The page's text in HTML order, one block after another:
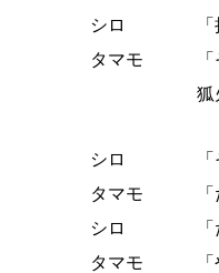
シロ
タマモ
狐
シロ
タマモ
シロ
タマモ